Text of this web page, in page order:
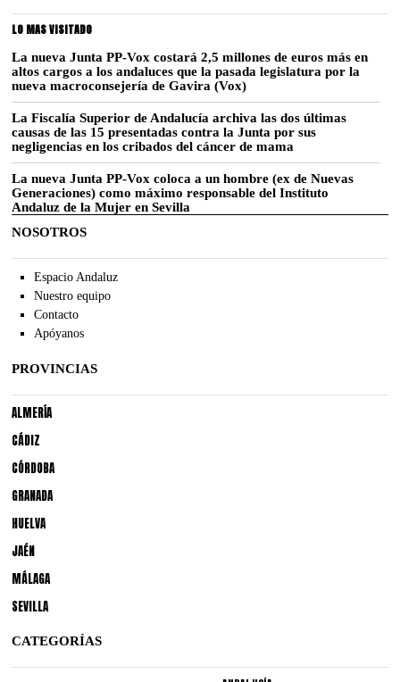
LO MAS VISITADO
La nueva Junta PP-Vox costará 2,5 millones de euros más en
altos cargos a los andaluces que la pasada legislatura por la
nueva macroconsejería de Gavira (Vox)
La Fiscalía Superior de Andalucía archiva las dos últimas
causas de las 15 presentadas contra la Junta por sus
negligencias en los cribados del cáncer de mama
La nueva Junta PP-Vox coloca a un hombre (ex de Nuevas
Generaciones) como máximo responsable del Instituto
Andaluz de la Mujer en Sevilla
NOSOTROS
Espacio Andaluz
Nuestro equipo
Contacto
Apóyanos
PROVINCIAS
ALMERÍA
CÁDIZ
CÓRDOBA
GRANADA
HUELVA
JAÉN
MÁLAGA
SEVILLA
CATEGORÍAS